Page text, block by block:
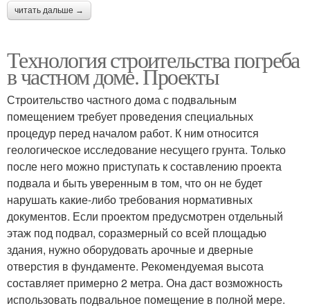
читать дальше →
Технология строительства погреба
в частном доме. Проекты
Строительство частного дома с подвальным
помещением требует проведения специальных
процедур перед началом работ. К ним относится
геологическое исследование несущего грунта. Только
после него можно приступать к составлению проекта
подвала и быть уверенным в том, что он не будет
нарушать какие-либо требования нормативных
документов. Если проектом предусмотрен отдельный
этаж под подвал, соразмерный со всей площадью
здания, нужно оборудовать арочные и дверные
отверстия в фундаменте. Рекомендуемая высота
составляет примерно 2 метра. Она даст возможность
использовать подвальное помещение в полной мере.